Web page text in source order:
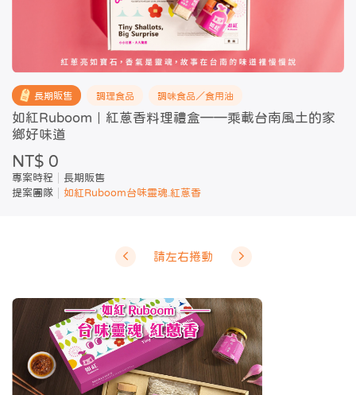
長期販售 調理食品 調味食品／食用油
如紅Ruboom｜紅蔥香料理禮盒——乘載台南風土的家
鄉好味道
NT$ 0
專案時程
長期販售
提案團隊
如紅Ruboom台味靈魂.紅蔥香
請左右捲動